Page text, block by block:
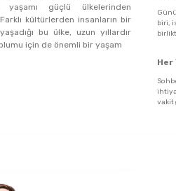
yaşamı güçlü ülkelerinden
kültürlerden insanların bir
bu ülke, uzun yıllardır
için de önemli bir yaşam
biri,
Her
vakit